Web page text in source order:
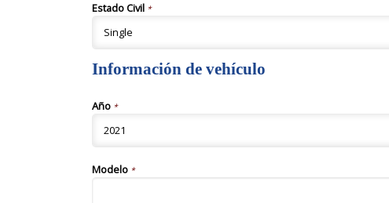
Estado Civil *
Información de vehículo
Año *
Modelo *